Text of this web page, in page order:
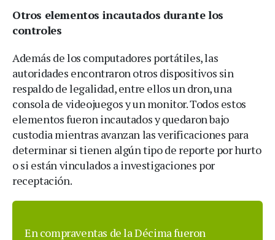
Otros elementos incautados durante los
controles
Además de los computadores portátiles, las
autoridades encontraron otros dispositivos sin
respaldo de legalidad, entre ellos un dron, una
consola de videojuegos y un monitor. Todos estos
elementos fueron incautados y quedaron bajo
custodia mientras avanzan las verificaciones para
determinar si tienen algún tipo de reporte por hurto
o si están vinculados a investigaciones por
receptación.
En compraventas de la Décima fueron